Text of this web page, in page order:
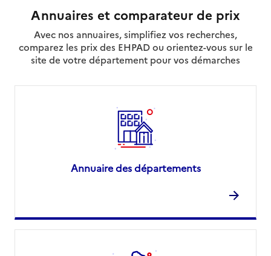
Annuaires et comparateur de prix
Avec nos annuaires, simplifiez vos recherches,
comparez les prix des EHPAD ou orientez-vous sur le
site de votre département pour vos démarches
Annuaire des départements